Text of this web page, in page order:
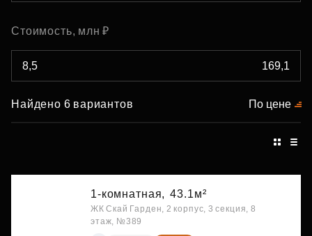
Стоимость, млн ₽
Найдено 6 вариантов По цене
1-комнатная, 43.1м²
ЖК Скай Гарден, 2 корпус, 3 секция, 8
этаж, №389